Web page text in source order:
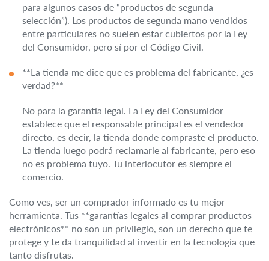
para algunos casos de “productos de segunda
selección”). Los productos de segunda mano vendidos
entre particulares no suelen estar cubiertos por la Ley
del Consumidor, pero sí por el Código Civil.
**La tienda me dice que es problema del fabricante, ¿es
verdad?**
No para la garantía legal. La Ley del Consumidor
establece que el responsable principal es el vendedor
directo, es decir, la tienda donde compraste el producto.
La tienda luego podrá reclamarle al fabricante, pero eso
no es problema tuyo. Tu interlocutor es siempre el
comercio.
Como ves, ser un comprador informado es tu mejor
herramienta. Tus **garantías legales al comprar productos
electrónicos** no son un privilegio, son un derecho que te
protege y te da tranquilidad al invertir en la tecnología que
tanto disfrutas.